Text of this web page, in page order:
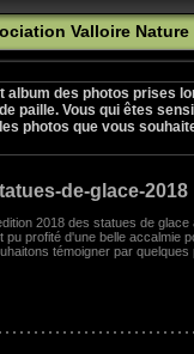
Valloire Nature
album des photos prises
paille. Vous qui êtes
photos que vous
de-glace-2018
2018 des statues de
pu profité d'une belle accalmie
témoigner par